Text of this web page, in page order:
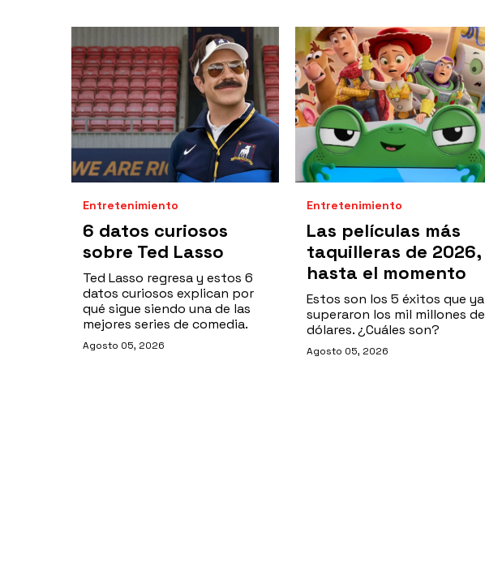
Entretenimiento
6 datos curiosos
sobre Ted Lasso
Ted Lasso regresa y estos 6
datos curiosos explican por
qué sigue siendo una de las
mejores series de comedia.
Agosto 05, 2026
Entretenimiento
Las películas más
taquilleras de 2026,
hasta el momento
Estos son los 5 éxitos que ya
superaron los mil millones de
dólares. ¿Cuáles son?
Agosto 05, 2026